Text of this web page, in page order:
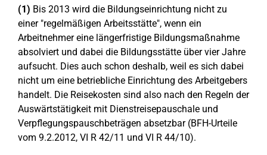
(1) Bis 2013 wird die Bildungseinrichtung nicht zu
einer "regelmäßigen Arbeitsstätte", wenn ein
Arbeitnehmer eine längerfristige Bildungsmaßnahme
absolviert und dabei die Bildungsstätte über vier Jahre
aufsucht. Dies auch schon deshalb, weil es sich dabei
nicht um eine betriebliche Einrichtung des Arbeitgebers
handelt. Die Reisekosten sind also nach den Regeln der
Auswärtstätigkeit mit Dienstreisepauschale und
Verpflegungspauschbeträgen absetzbar (BFH-Urteile
vom 9.2.2012, VI R 42/11 und VI R 44/10).